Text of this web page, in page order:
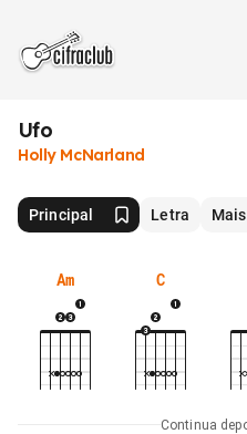
Ufo
Holly McNarland
Principal Letra Mais
Am C
Continua